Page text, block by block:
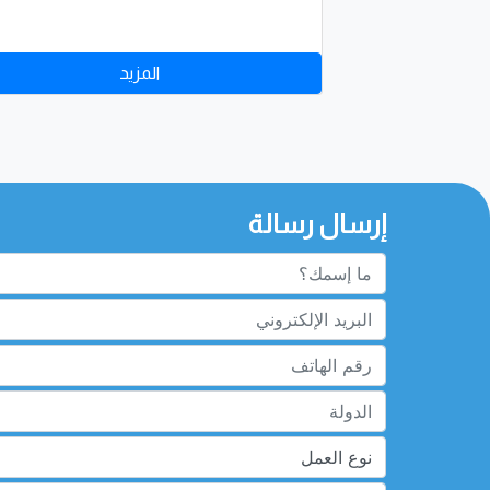
المزيد
إرسال رسالة